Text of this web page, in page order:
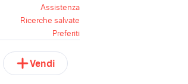
Assistenza
Ricerche salvate
Preferiti
Vendi